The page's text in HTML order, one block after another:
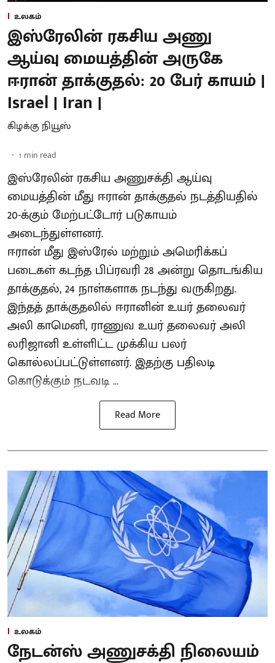
உலகம்
இஸ்ரேலின் ரகசிய அணு
ஆய்வு மையத்தின் அருகே
ஈரான் தாக்குதல்: 20 பேர் காயம் |
Israel | Iran |
கிழக்கு நியூஸ்
1 min read
இஸ்ரேலின் ரகசிய அணுசக்தி ஆய்வு
மையத்தின் மீது ஈரான் தாக்குதல் நடத்தியதில்
20-க்கும் மேற்பட்டோர் படுகாயம்
அடைந்துள்ளனர்.
ஈரான் மீது இஸ்ரேல் மற்றும் அமெரிக்கப்
படைகள் கடந்த பிப்ரவரி 28 அன்று தொடங்கிய
தாக்குதல், 24 நாள்களாக நடந்து வருகிறது.
இந்தத் தாக்குதலில் ஈரானின் உயர் தலைவர்
அலி காமெனி, ராணுவ உயர் தலைவர் அலி
லரிஜானி உள்ளிட்ட முக்கிய பலர்
கொல்லப்பட்டுள்ளனர். இதற்கு பதிலடி
கொடுக்கும் நடவடி ...
Read More
உலகம்
நேடன்ஸ் அணுசக்தி நிலையம்